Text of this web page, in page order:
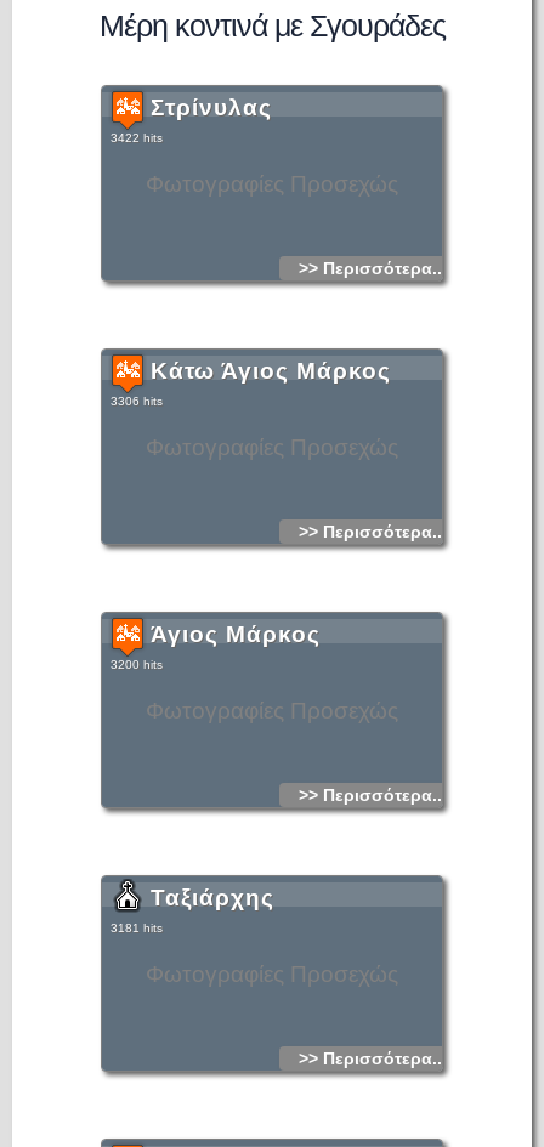
Μέρη κοντινά με Σγουράδες
Φωτογραφίες Προσεχώς
Στρίνυλας
3422 hits
>> Περισσότερα...
Φωτογραφίες Προσεχώς
Κάτω Άγιος Μάρκος
3306 hits
>> Περισσότερα...
Φωτογραφίες Προσεχώς
Άγιος Μάρκος
3200 hits
>> Περισσότερα...
Φωτογραφίες Προσεχώς
Ταξιάρχης
3181 hits
>> Περισσότερα...